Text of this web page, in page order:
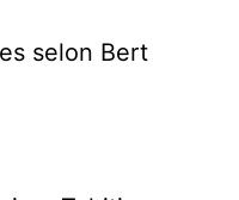
selon Bert